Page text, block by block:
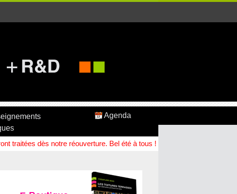
Agenda
traitées dès notre réouverture. Bel été à tous !